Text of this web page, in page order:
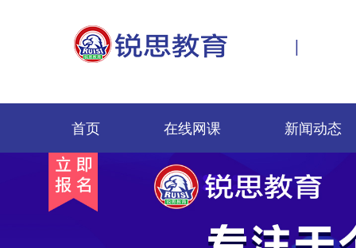
|
首页 在线网课 新闻动态